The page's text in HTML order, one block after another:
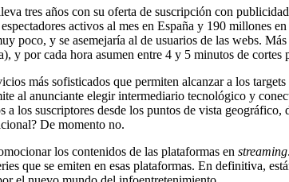
tres años con su oferta de suscripción con
activos al mes en España y 190 millones
poco, y se asemejaría al de usuarios de las webs.
y por cada hora asumen entre 4 y 5 minutos de cortes
más sofisticados que permiten alcanzar a los
al anunciante elegir intermediario tecnológico y
los suscriptores desde los puntos de vista
De momento no.
los contenidos de las plataformas en streaming
que se emiten en esas plataformas. En definitiva,